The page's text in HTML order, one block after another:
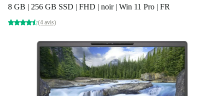
8 GB | 256 GB SSD | FHD | noir | Win 11 Pro | FR
(4 avis)